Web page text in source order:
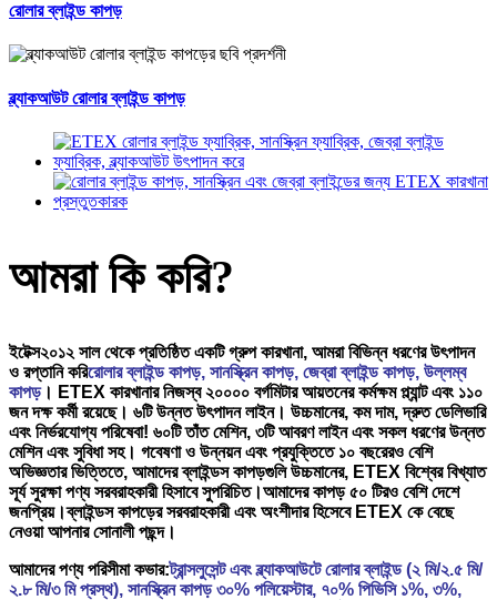
রোলার ব্লাইন্ড কাপড়
ব্ল্যাকআউট রোলার ব্লাইন্ড কাপড়
আমরা কি করি?
ইটেক্স২০১২ সাল থেকে প্রতিষ্ঠিত একটি গ্রুপ কারখানা, আমরা বিভিন্ন ধরণের উৎপাদন
ও রপ্তানি করিরোলার ব্লাইন্ড কাপড়, সানস্ক্রিন কাপড়, জেব্রা ব্লাইন্ড কাপড়, উল্লম্ব
কাপড়। ETEX কারখানার নিজস্ব ২০০০০ বর্গমিটার আয়তনের কর্মক্ষম প্ল্যান্ট এবং ১১০
জন দক্ষ কর্মী রয়েছে। ৬টি উন্নত উৎপাদন লাইন। উচ্চমানের, কম দাম, দ্রুত ডেলিভারি
এবং নির্ভরযোগ্য পরিষেবা! ৬০টি তাঁত মেশিন, ৩টি আবরণ লাইন এবং সকল ধরণের উন্নত
মেশিন এবং সুবিধা সহ। গবেষণা ও উন্নয়ন এবং প্রযুক্তিতে ১০ বছরেরও বেশি
অভিজ্ঞতার ভিত্তিতে, আমাদের ব্লাইন্ডস কাপড়গুলি উচ্চমানের, ETEX বিশ্বের বিখ্যাত
সূর্য সুরক্ষা পণ্য সরবরাহকারী হিসাবে সুপরিচিত।আমাদের কাপড় ৫০ টিরও বেশি দেশে
জনপ্রিয়।ব্লাইন্ডস কাপড়ের সরবরাহকারী এবং অংশীদার হিসেবে ETEX কে বেছে
নেওয়া আপনার সোনালী পছন্দ।
আমাদের পণ্য পরিসীমা কভার:ট্রান্সলুসেন্ট এবং ব্ল্যাকআউটে রোলার ব্লাইন্ড (২ মি/২.৫ মি/
২.৮ মি/৩ মি প্রস্থ), সানস্ক্রিন কাপড় ৩০% পলিয়েস্টার, ৭০% পিভিসি ১%, ৩%,